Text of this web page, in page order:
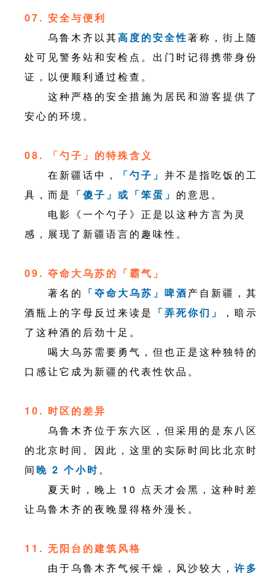
07. 安全与便利
乌鲁木齐以其高度的安全性著称，街上随
处可见警务站和安检点。出门时记得携带身份
证，以便顺利通过检查。
这种严格的安全措施为居民和游客提供了
安心的环境。
08. 「勺子」的特殊含义
在新疆话中，
「勺子」 并不是指吃饭的工
具，而是 「傻子」或「笨蛋」 的意思。
电影《一个勺子》正是以这种方言为灵
感，展现了新疆语言的趣味性。
09. 夺命大乌苏的「霸气」
著名的 「夺命大乌苏」啤酒产自新疆，其
酒瓶上的字母反过来读是 「弄死你们」
，暗示
了这种酒的后劲十足。
喝大乌苏需要勇气，但也正是这种独特的
口感让它成为新疆的代表性饮品。
10. 时区的差异
乌鲁木齐位于东六区，但采用的是东八区
的北京时间。因此，这里的实际时间比北京时
间晚 2 个小时。
夏天时，晚上 10 点天才会黑，这种时差
让乌鲁木齐的夜晚显得格外漫长。
11. 无阳台的建筑风格
由于乌鲁木齐气候干燥，风沙较大， 许多